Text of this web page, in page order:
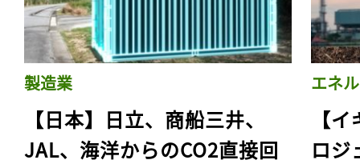
製造業
【日本】日立、商船三井、
JAL、海洋からのCO2直接回
エネ
【
ロジ